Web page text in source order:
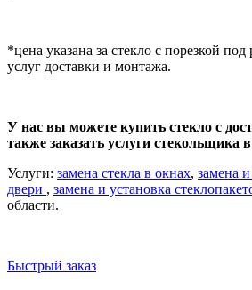
*цена указана за стекло с порезкой под
услуг доставки и монтажа.
У нас вы можете купить стекло с
также заказать услуги стекольщика
Услуги: замена стекла в окнах, замена
двери , замена и установка
области.
Быстрый заказ